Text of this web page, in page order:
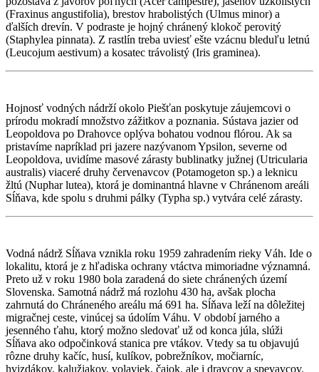
(Fraxinus angustifolia), brestov hrabolistých (Ulmus minor) a
ďalších drevín. V podraste je hojný chránený klokoč perovitý
(Staphylea pinnata). Z rastlín treba uviesť ešte vzácnu bleduľu letnú
(Leucojum aestivum) a kosatec trávolistý (Iris graminea).
Hojnosť vodných nádrží okolo Piešťan poskytuje záujemcovi o
prírodu mokradí množstvo zážitkov a poznania. Sústava jazier od
Leopoldova po Drahovce oplýva bohatou vodnou flórou. Ak sa
pristavíme napríklad pri jazere nazývanom Ypsilon, severne od
Leopoldova, uvidíme masové zárasty bublinatky južnej (Utricularia
australis) viaceré druhy červenavcov (Potamogeton sp.) a leknicu
žltú (Nuphar lutea), ktorá je dominantná hlavne v Chránenom areáli
Sĺňava, kde spolu s druhmi pálky (Typha sp.) vytvára celé zárasty.
Vodná nádrž Sĺňava vznikla roku 1959 zahradením rieky Váh. Ide o
lokalitu, ktorá je z hľadiska ochrany vtáctva mimoriadne významná.
Preto už v roku 1980 bola zaradená do siete chránených území
Slovenska. Samotná nádrž má rozlohu 430 ha, avšak plocha
zahrnutá do Chráneného areálu má 691 ha. Sĺňava leží na dôležitej
migračnej ceste, vinúcej sa údolím Váhu. V období jarného a
jesenného ťahu, ktorý možno sledovať už od konca júla, slúži
Sĺňava ako odpočinková stanica pre vtákov. Vtedy sa tu objavujú
rôzne druhy kačíc, husí, kulíkov, pobrežníkov, močiarníc,
hvizdákov, kalužiakov, volaviek, čajok, ale i dravcov a spevavcov.